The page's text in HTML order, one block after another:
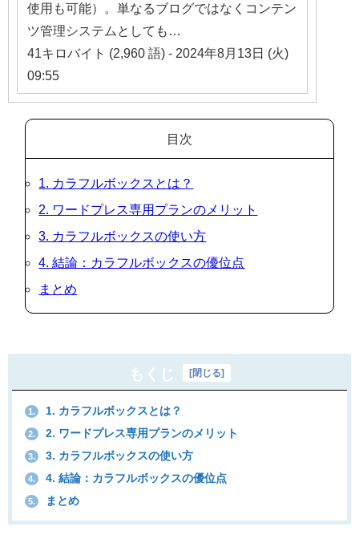
使用も可能）。単なるブログではなくコンテン
ツ管理システムとしても…
41キロバイト (2,960 語) - 2024年8月13日 (火)
09:55
目次
1. カラフルボックスとは？
2. ワードプレス専用プランのメリット
3. カラフルボックスの使い方
4. 結論：カラフルボックスの優位点
まとめ
もくじ [閉じる]
1. 1. カラフルボックスとは？
2. 2. ワードプレス専用プランのメリット
3. 3. カラフルボックスの使い方
4. 4. 結論：カラフルボックスの優位点
5. まとめ